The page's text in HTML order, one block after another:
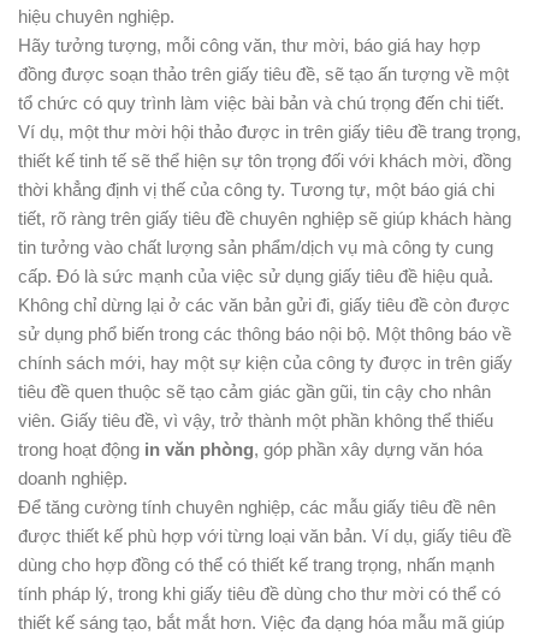
hiệu chuyên nghiệp.
Hãy tưởng tượng, mỗi công văn, thư mời, báo giá hay hợp
đồng được soạn thảo trên giấy tiêu đề, sẽ tạo ấn tượng về một
tổ chức có quy trình làm việc bài bản và chú trọng đến chi tiết.
Ví dụ, một thư mời hội thảo được in trên giấy tiêu đề trang trọng,
thiết kế tinh tế sẽ thể hiện sự tôn trọng đối với khách mời, đồng
thời khẳng định vị thế của công ty. Tương tự, một báo giá chi
tiết, rõ ràng trên giấy tiêu đề chuyên nghiệp sẽ giúp khách hàng
tin tưởng vào chất lượng sản phẩm/dịch vụ mà công ty cung
cấp. Đó là sức mạnh của việc sử dụng giấy tiêu đề hiệu quả.
Không chỉ dừng lại ở các văn bản gửi đi, giấy tiêu đề còn được
sử dụng phổ biến trong các thông báo nội bộ. Một thông báo về
chính sách mới, hay một sự kiện của công ty được in trên giấy
tiêu đề quen thuộc sẽ tạo cảm giác gần gũi, tin cậy cho nhân
viên. Giấy tiêu đề, vì vậy, trở thành một phần không thể thiếu
trong hoạt động in văn phòng, góp phần xây dựng văn hóa
doanh nghiệp.
Để tăng cường tính chuyên nghiệp, các mẫu giấy tiêu đề nên
được thiết kế phù hợp với từng loại văn bản. Ví dụ, giấy tiêu đề
dùng cho hợp đồng có thể có thiết kế trang trọng, nhấn mạnh
tính pháp lý, trong khi giấy tiêu đề dùng cho thư mời có thể có
thiết kế sáng tạo, bắt mắt hơn. Việc đa dạng hóa mẫu mã giúp